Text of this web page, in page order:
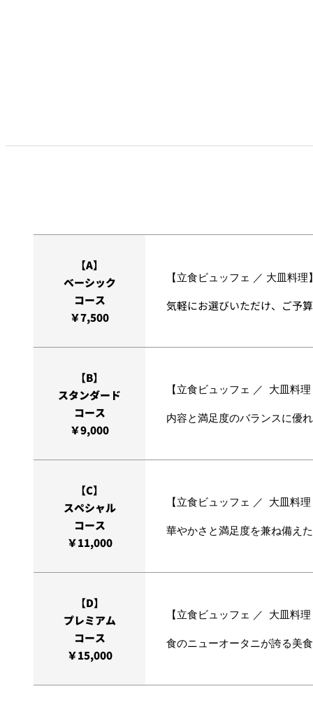
【A】
ベーシック
コース
￥7,500
【立食ビュッフェ ／ 大皿料理】
気軽にお選びいただけ、ご予
【B】
スタンダード
コース
￥9,000
【立食ビュッフェ ／ 大皿料
内容と満足度のバランスに優れ
【C】
スペシャル
コース
￥11,000
【立食ビュッフェ ／ 大皿料理
華やかさと満足度を兼ね備えた
【D】
プレミアム
コース
￥15,000
【立食ビュッフェ ／ 大皿料理
食のニューオータニが誇る美